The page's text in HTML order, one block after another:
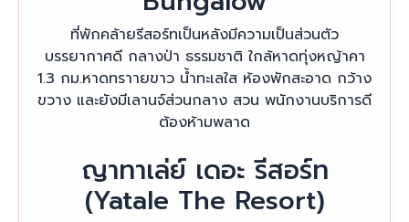
ที่พักคล้ายรีสอร์ทเป็นหลังมีความเป็นส่วนตัว
บรรยากาศดี กลางป่า ธรรมชาติ ใกล้หาดทุ่งหญ้าคา
1.3 กม.หาดทราายขาว น้ำทะเลใส ห้องพักสะอาด กว้าง
ขวาง และยังมีเลานจ์ส่วนกลาง สวน พนักงานบริการดี
ต้องห้ามพลาด
ญาทาเล่ย์ เดอะ รีสอร์ท
(Yatale The Resort)